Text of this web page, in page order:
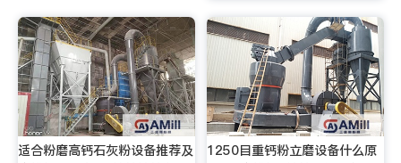
适合粉磨高钙石灰粉设备推荐及
1250目重钙粉立磨设备什么原